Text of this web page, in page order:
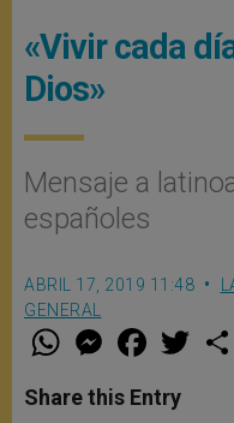
«Vivir cada
Dios»
Mensaje a
españoles
ABRIL 17, 2019 11:48
GENERAL
W
t
s
M
e
s
e
F
a
e
b
w
Share this Entry